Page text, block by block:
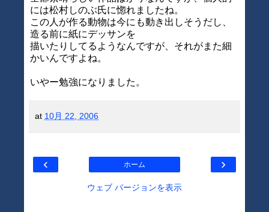
には松村しのぶ氏に惚れましたね。
この人が作る動物は今にも動き出しそうだし、
造る前に紙にデッサンを
描いたりしてるようなんですが、それがまた細
かいんですよね。
いやー勉強になりました。
at 10月 22, 2006
‹ ›
ホーム
ウェブ バージョンを表示